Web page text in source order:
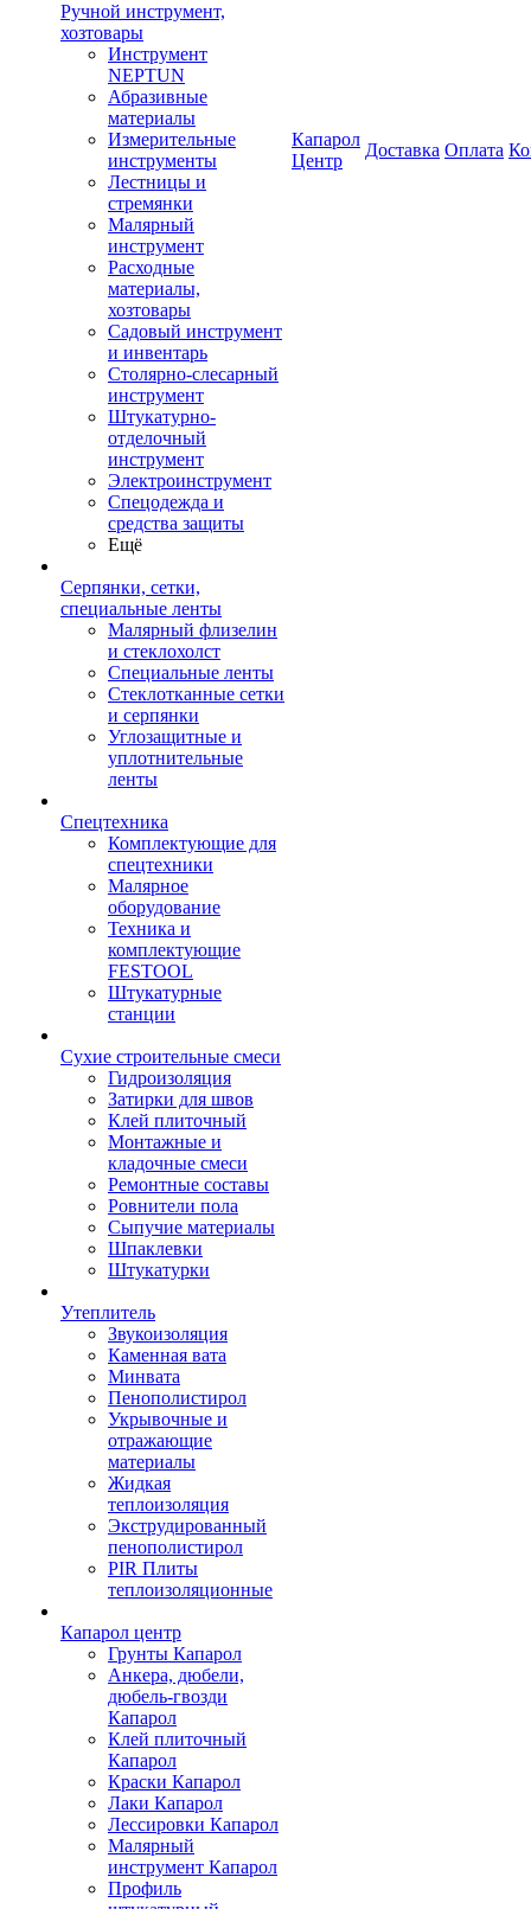
Ручной инструмент,
хозтовары
Инструмент
NEPTUN
Абразивные
материалы
Измерительные
инструменты
Лестницы и
стремянки
Малярный
инструмент
Расходные
материалы,
хозтовары
Садовый инструмент
и инвентарь
Столярно-слесарный
инструмент
Штукатурно-
отделочный
инструмент
Электроинструмент
Спецодежда и
средства защиты
Ещё
Серпянки, сетки,
специальные ленты
Малярный флизелин
и стеклохолст
Специальные ленты
Стеклотканные сетки
и серпянки
Углозащитные и
уплотнительные
ленты
Спецтехника
Комплектующие для
спецтехники
Малярное
оборудование
Техника и
комплектующие
FESTOOL
Штукатурные
станции
Сухие строительные смеси
Гидроизоляция
Затирки для швов
Клей плиточный
Монтажные и
кладочные смеси
Ремонтные составы
Ровнители пола
Сыпучие материалы
Шпаклевки
Штукатурки
Утеплитель
Звукоизоляция
Каменная вата
Минвата
Пенополистирол
Укрывочные и
отражающие
материалы
Жидкая
теплоизоляция
Экструдированный
пенополистирол
PIR Плиты
теплоизоляционные
Капарол центр
Грунты Капарол
Анкера, дюбели,
дюбель-гвозди
Капарол
Клей плиточный
Капарол
Краски Капарол
Лаки Капарол
Лессировки Капарол
Малярный
инструмент Капарол
Профиль
Капарол
Центр
Доставка Оплата